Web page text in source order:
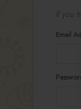
If you
Email